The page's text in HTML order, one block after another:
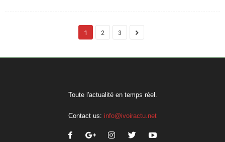
1 2 3
Toute l'actualité en temps réel.
Contact us: info@ivoiractu.net